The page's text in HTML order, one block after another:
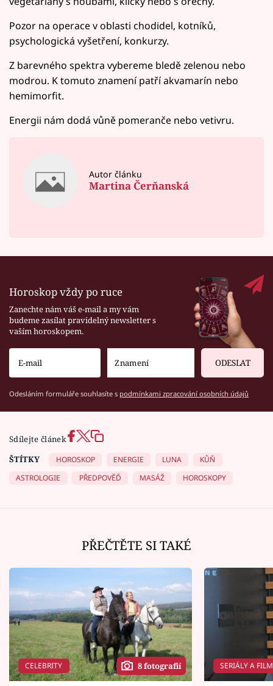
Pozor na operace v oblasti chodidel, kotníků,
psychologická vyšetření, konkurzy.
Z barevného spektra vybereme bledě zelenou nebo
modrou. K tomuto znamení patří akvamarín nebo
hemimorfit.
Energii nám dodá vůně pomeranče nebo vetivru.
Autor článku
Martina Čerňanská
Horoskop vždy po ruce
Zanechte nám váš e-mail a my vám
budeme zasílat pravidelný newsletter s
vaším horoskopem.
ODESLAT
Odesláním formuláře souhlasíte s podmínkami zpracování osobních údajů
Sdílejte článek
ŠTÍTKY
HOROSKOP ENERGIE LUNA
KŮŇ
ASTROLOGIE
PŘEDPOVĚĎ MASÁŽ HOROSKOPY
PŘEČTĚTE SI TAKÉ
CELEBRITY 8 fotografií SERIÁLY A